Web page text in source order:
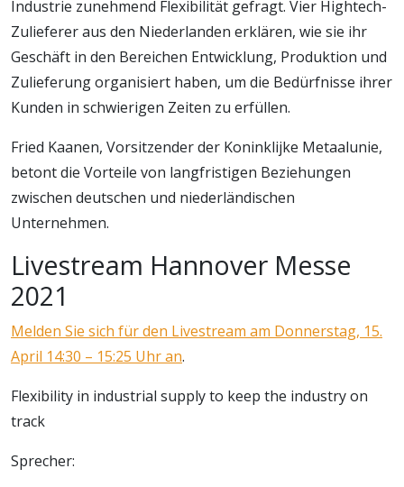
Industrie zunehmend Flexibilität gefragt. Vier Hightech-
Zulieferer aus den Niederlanden erklären, wie sie ihr
Geschäft in den Bereichen Entwicklung, Produktion und
Zulieferung organisiert haben, um die Bedürfnisse ihrer
Kunden in schwierigen Zeiten zu erfüllen.
Fried Kaanen, Vorsitzender der Koninklijke Metaalunie,
betont die Vorteile von langfristigen Beziehungen
zwischen deutschen und niederländischen
Unternehmen.
Livestream Hannover Messe
2021
Melden Sie sich für den Livestream am Donnerstag, 15.
April 14:30 – 15:25 Uhr an.
Flexibility in industrial supply to keep the industry on
track
Sprecher: